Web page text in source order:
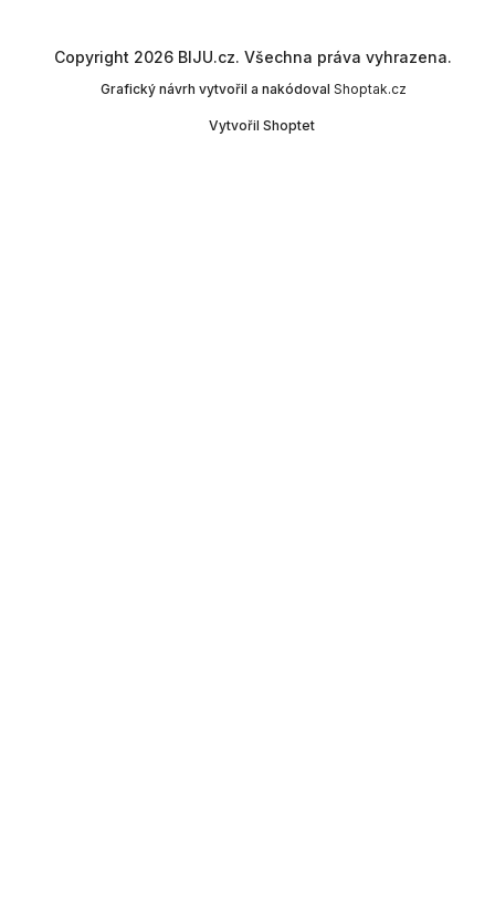
Vytvořil Shoptet
Copyright 2026 BIJU.cz. Všechna práva vyhrazena.
Grafický návrh vytvořil a nakódoval Shoptak.cz